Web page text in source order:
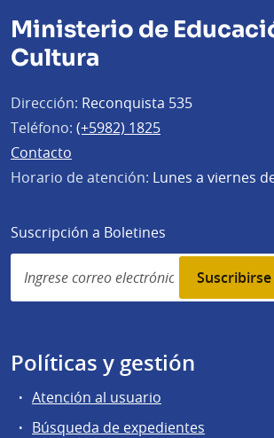
Ministerio de
Cultura
Dirección: Reconquista 535
Teléfono: (+5982) 1825
Contacto
Horario de atención: Lunes a viernes
Suscripción a Boletines
Simplenews
subscription
Políticas y gestión
Atención al usuario
Búsqueda de expedientes